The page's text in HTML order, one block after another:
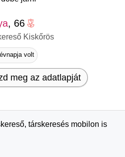
, 66
Kiskőrös
volt
meg az adatlapját
társkeresés mobilon is